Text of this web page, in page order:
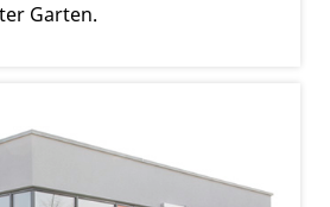
Garten.